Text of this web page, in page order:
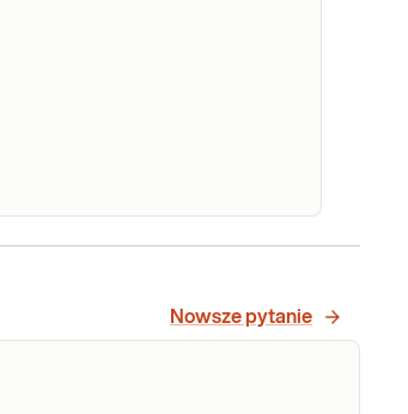
delecji/duplikacji w
Sprawdź
Nowsze pytanie